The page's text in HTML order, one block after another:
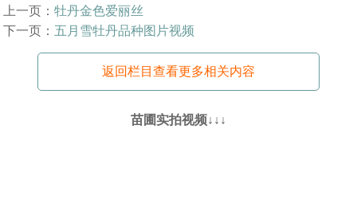
上一页：牡丹金色爱丽丝
下一页： 五月雪牡丹品种图片视频
返回栏目查看更多相关内容
苗圃实拍视频↓↓↓